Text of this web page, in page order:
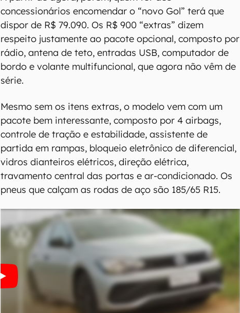
concessionários encomendar o “novo Gol” terá que
dispor de R$ 79.090. Os R$ 900 “extras” dizem
respeito justamente ao pacote opcional, composto por
rádio, antena de teto, entradas USB, computador de
bordo e volante multifuncional, que agora não vêm de
série.
Mesmo sem os itens extras, o modelo vem com um
pacote bem interessante, composto por 4 airbags,
controle de tração e estabilidade, assistente de
partida em rampas, bloqueio eletrônico de diferencial,
vidros dianteiros elétricos, direção elétrica,
travamento central das portas e ar-condicionado. Os
pneus que calçam as rodas de aço são 185/65 R15.